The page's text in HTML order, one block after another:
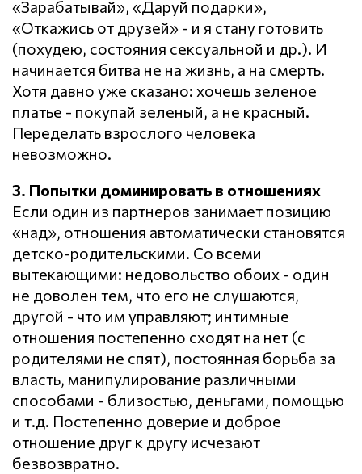
«Зарабатывай», «Даруй подарки»,
«Откажись от друзей» - и я стану готовить
(похудею, состояния сексуальной и др.). И
начинается битва не на жизнь, а на смерть.
Хотя давно уже сказано: хочешь зеленое
платье - покупай зеленый, а не красный.
Переделать взрослого человека
невозможно.
3. Попытки доминировать в отношениях
Если один из партнеров занимает позицию
«над», отношения автоматически становятся
детско-родительскими. Со всеми
вытекающими: недовольство обоих - один
не доволен тем, что его не слушаются,
другой - что им управляют; интимные
отношения постепенно сходят на нет (с
родителями не спят), постоянная борьба за
власть, манипулирование различными
способами - близостью, деньгами, помощью
и т.д. Постепенно доверие и доброе
отношение друг к другу исчезают
безвозвратно.